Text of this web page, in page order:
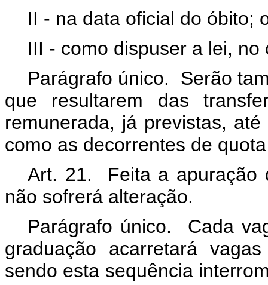
II - na data oficial do óbito;
III - como dispuser a lei,
Parágrafo único. Serão
que resultarem das
remunerada, já previstas,
como as decorrentes de
Art. 21. Feita a apuração
não sofrerá alteração.
Parágrafo único. Cada
graduação acarretará
sendo esta sequência